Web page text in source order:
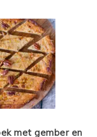
met gember en